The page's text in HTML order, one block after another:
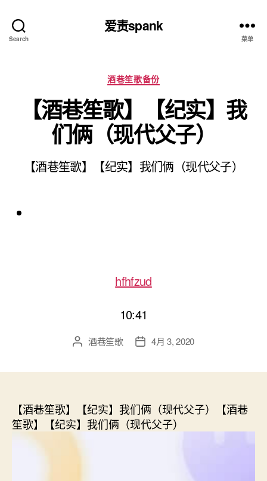
Search
爱责spank
菜单
分
类
酒巷笙歌备份
【酒巷笙歌】【纪实】我
们俩（现代父子）
【酒巷笙歌】【纪实】我们俩（现代父子）
hfhfzud
10:41
文 酒巷笙歌
发 4月 3, 2020
【酒巷笙歌】【纪实】我们俩（现代父子）【酒巷
笙歌】【纪实】我们俩（现代父子）